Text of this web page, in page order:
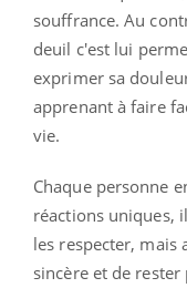
souffrance. Au
deuil c'est lui
exprimer sa
apprenant à faire
vie.
Chaque personne
réactions uniques,
les respecter,
sincère et de